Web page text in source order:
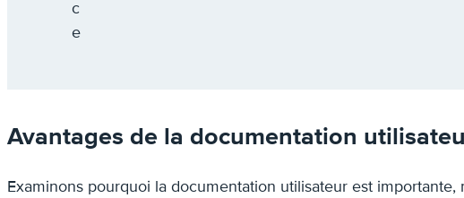
Avantages de la documentation
Examinons pourquoi la documentation utilisateur est